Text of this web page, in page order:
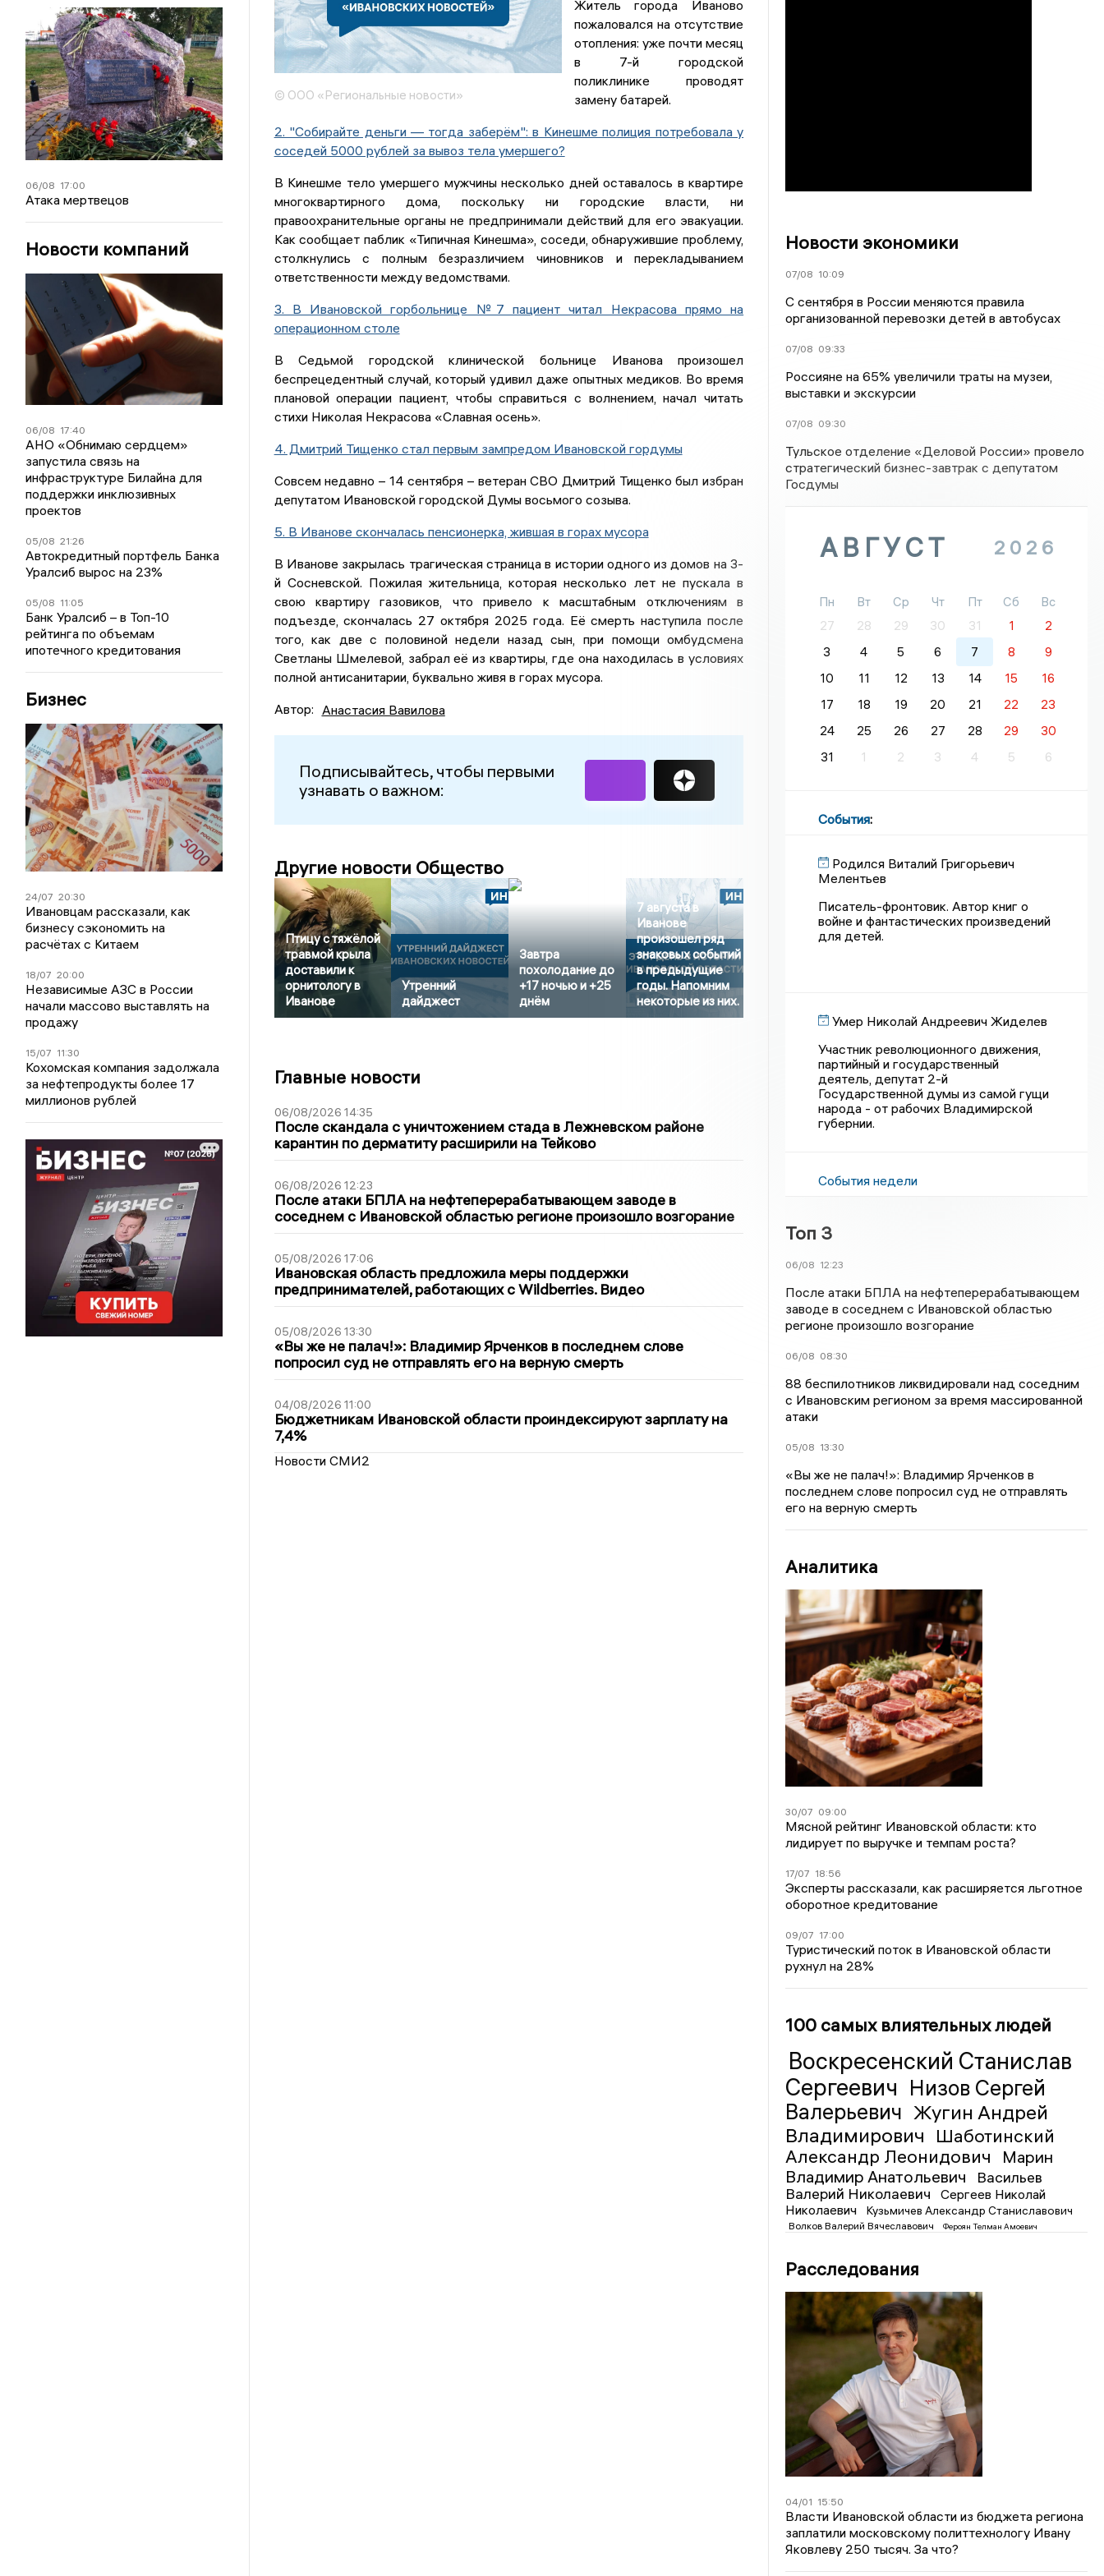
06/08 17:00
Атака мертвецов
Новости компаний
06/08 17:40
АНО «Обнимаю сердцем»
запустила связь на
инфраструктуре Билайна для
поддержки инклюзивных
проектов
05/08 21:26
Автокредитный портфель Банка
Уралсиб вырос на 23%
05/08 11:05
Банк Уралсиб – в Топ-10
рейтинга по объемам
ипотечного кредитования
Бизнес
24/07 20:30
Ивановцам рассказали, как
бизнесу сэкономить на
расчётах с Китаем
18/07 20:00
Независимые АЗС в России
начали массово выставлять на
продажу
15/07 11:30
Кохомская компания задолжала
за нефтепродукты более 17
миллионов рублей
© ООО «Региональные новости»
Житель города Иваново
пожаловался на отсутствие
отопления: уже почти месяц
в 7-й городской
поликлинике проводят
замену батарей.
2. "Собирайте деньги — тогда заберём": в Кинешме полиция потребовала у
соседей 5000 рублей за вывоз тела умершего?
В Кинешме тело умершего мужчины несколько дней оставалось в квартире
многоквартирного дома, поскольку ни городские власти, ни
правоохранительные органы не предпринимали действий для его эвакуации.
Как сообщает паблик «Типичная Кинешма», соседи, обнаружившие проблему,
столкнулись с полным безразличием чиновников и перекладыванием
ответственности между ведомствами.
3. В Ивановской горбольнице №7 пациент читал Некрасова прямо на
операционном столе
В Седьмой городской клинической больнице Иванова произошел
беспрецедентный случай, который удивил даже опытных медиков. Во время
плановой операции пациент, чтобы справиться с волнением, начал читать
стихи Николая Некрасова «Славная осень».
4. Дмитрий Тищенко стал первым зампредом Ивановской гордумы
Совсем недавно – 14 сентября – ветеран СВО Дмитрий Тищенко был избран
депутатом Ивановской городской Думы восьмого созыва.
5. В Иванове скончалась пенсионерка, жившая в горах мусора
В Иванове закрылась трагическая страница в истории одного из домов на 3-
й Сосневской. Пожилая жительница, которая несколько лет не пускала в
свою квартиру газовиков, что привело к масштабным отключениям в
подъезде, скончалась 27 октября 2025 года. Её смерть наступила после
того, как две с половиной недели назад сын, при помощи омбудсмена
Светланы Шмелевой, забрал её из квартиры, где она находилась в условиях
полной антисанитарии, буквально живя в горах мусора.
Автор: Анастасия Вавилова
Подписывайтесь, чтобы первыми
узнавать о важном:
Другие новости Общество
Птицу с тяжёлой
травмой крыла
доставили к
орнитологу в
Иванове
Утренний
дайджест
Завтра
похолодание до
+17 ночью и +25
днём
7 августа в
Иванове
произошел ряд
знаковых событий
в предыдущие
годы. Напомним
некоторые из них.
Главные новости
06/08/2026 14:35
После скандала с уничтожением стада в Лежневском районе
карантин по дерматиту расширили на Тейково
06/08/2026 12:23
После атаки БПЛА на нефтеперерабатывающем заводе в
соседнем с Ивановской областью регионе произошло возгорание
05/08/2026 17:06
Ивановская область предложила меры поддержки
предпринимателей, работающих с Wildberries. Видео
05/08/2026 13:30
«Вы же не палач!»: Владимир Ярченков в последнем слове
попросил суд не отправлять его на верную смерть
04/08/2026 11:00
Бюджетникам Ивановской области проиндексируют зарплату на
7,4%
Новости СМИ2
Новости экономики
07/08 10:09
С сентября в России меняются правила
организованной перевозки детей в автобусах
07/08 09:33
Россияне на 65% увеличили траты на музеи,
выставки и экскурсии
07/08 09:30
Тульское отделение «Деловой России» провело
стратегический бизнес-завтрак с депутатом
Госдумы
АВГУСТ 2026
Пн Вт Ср Чт Пт Сб
Вс
27
28 29 30 31 1
2
3
4 5 6 7 8
9
10
11 12 13 14 15
16
17
18 19 20 21 22
23
24
25 26 27 28 29
30
31
1 2 3 4 5 6
События:
Родился Виталий Григорьевич
Мелентьев
Писатель-фронтовик. Автор книг о
войне и фантастических произведений
для детей.
Умер Николай Андреевич Жиделев
Участник революционного движения,
партийный и государственный
деятель, депутат 2-й
Государственной думы из самой гущи
народа - от рабочих Владимирской
губернии.
События недели
Топ 3
06/08 12:23
После атаки БПЛА на нефтеперерабатывающем
заводе в соседнем с Ивановской областью
регионе произошло возгорание
06/08 08:30
88 беспилотников ликвидировали над соседним
с Ивановским регионом за время массированной
атаки
05/08 13:30
«Вы же не палач!»: Владимир Ярченков в
последнем слове попросил суд не отправлять
его на верную смерть
Аналитика
30/07 09:00
Мясной рейтинг Ивановской области: кто
лидирует по выручке и темпам роста?
17/07 18:56
Эксперты рассказали, как расширяется льготное
оборотное кредитование
09/07 17:00
Туристический поток в Ивановской области
рухнул на 28%
100 самых влиятельных людей
Воскресенский Станислав
Сергеевич Низов Сергей
Валерьевич Жугин Андрей
Владимирович
Шаботинский
Александр Леонидович
Марин
Владимир Анатольевич
Васильев
Валерий Николаевич
Сергеев Николай
Николаевич
Кузьмичев Александр Станиславович
Волков Валерий Вячеславович Фероян Телман Амоевич
Расследования
04/01 15:50
Власти Ивановской области из бюджета региона
заплатили московскому политтехнологу Ивану
Яковлеву 250 тысяч. За что?